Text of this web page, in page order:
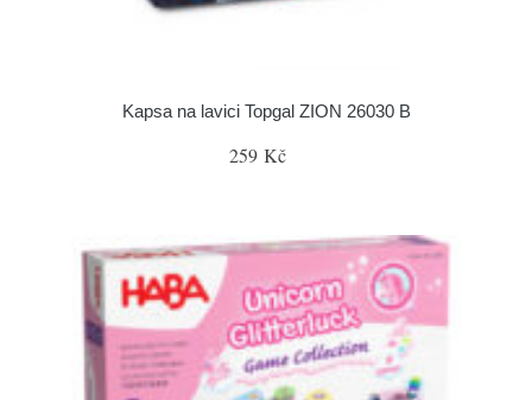
Kapsa na lavici Topgal ZION 26030 B
259 Kč